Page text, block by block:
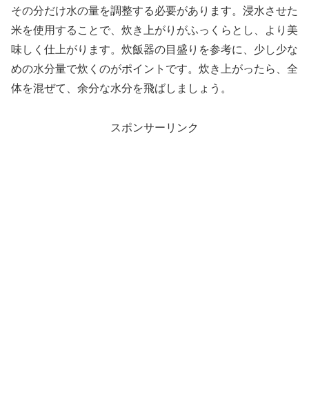
その分だけ水の量を調整する必要があります。浸水させた
米を使用することで、炊き上がりがふっくらとし、より美
味しく仕上がります。炊飯器の目盛りを参考に、少し少な
めの水分量で炊くのがポイントです。炊き上がったら、全
体を混ぜて、余分な水分を飛ばしましょう。
スポンサーリンク